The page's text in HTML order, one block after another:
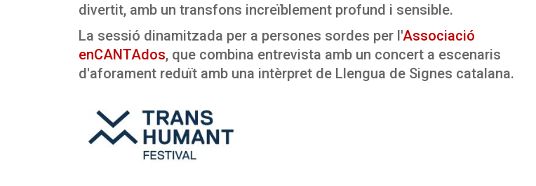
divertit, amb un transfons increïblement profund i sensible.
La sessió dinamitzada per a persones sordes per l'Associació
enCANTAdos, que combina entrevista amb un concert a escenaris
d'aforament reduït amb una intèrpret de Llengua de Signes catalana.